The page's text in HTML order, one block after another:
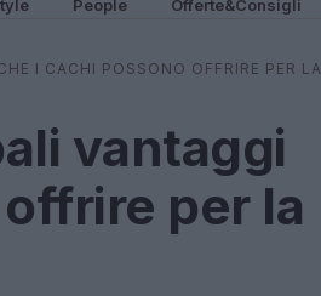
People Offerte&Consigli
I CACHI POSSONO OFFRIRE PER LA
vantaggi
per la